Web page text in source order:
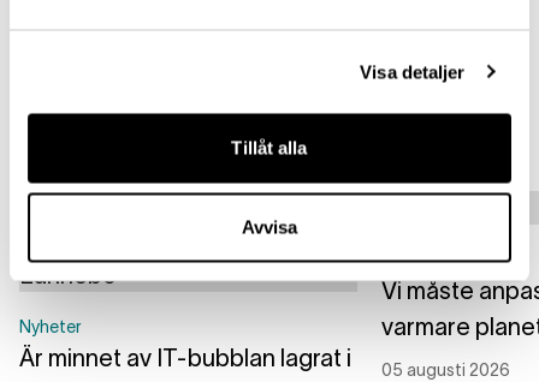
Visa detaljer
Tillåt alla
Avvisa
FacebookLinkedInX (Twitter)
Nyheter
Är minnet av IT-bubblan lagrat i
Nyheter
Vi måste
varmare
05 augusti 2026